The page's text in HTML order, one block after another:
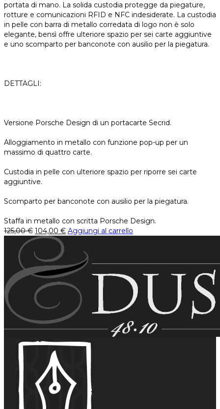
portata di mano. La solida custodia protegge da piegature,
rotture e comunicazioni RFID e NFC indesiderate. La custodia
in pelle con barra di metallo corredata di logo non è solo
elegante, bensì offre ulteriore spazio per sei carte aggiuntive
e uno scomparto per banconote con ausilio per la piegatura.
DETTAGLI:
Versione Porsche Design di un portacarte Secrid.
Alloggiamento in metallo con funzione pop-up per un
massimo di quattro carte.
Custodia in pelle con ulteriore spazio per riporre sei carte
aggiuntive.
Scomparto per banconote con ausilio per la piegatura.
Staffa in metallo con scritta Porsche Design.
125,00€ 104,00 € Aggiungi al carrello